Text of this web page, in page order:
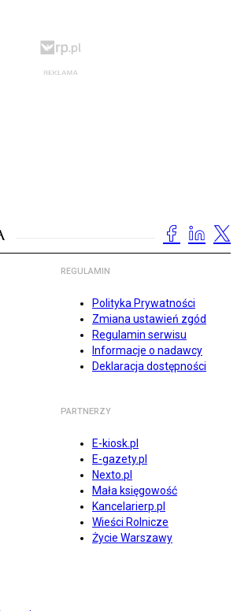
REGULAMIN
Polityka Prywatności
Zmiana ustawień zgód
Regulamin serwisu
Informacje o nadawcy
Deklaracja dostępności
PARTNERZY
E-kiosk.pl
E-gazety.pl
Nexto.pl
Mała księgowość
Kancelarierp.pl
Wieści Rolnicze
Życie Warszawy